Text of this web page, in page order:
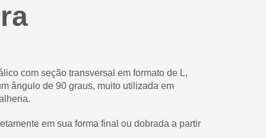
com seção transversal em formato de L,
ângulo de 90 graus, muito utilizada em
em sua forma final ou dobrada a partir